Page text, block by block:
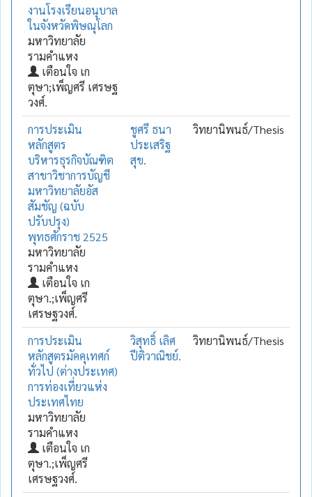
งานโรงเรียนอนุบาล
ในจังหวัดพิษณุโลก
มหาวิทยาลัย
รามคำแหง
เตือนใจ เก
ตุษา;เพ็ญศรี เศรษฐ
วงศ์.
การประเมิน
หลักสูตร
บริหารธุรกิจบัณฑิต
สาขาวิชาการบัญชี
มหาวิทยาลัยอัส
สัมชัญ (ฉบับ
ปรับปรุง)
พุทธศักราช 2525
มหาวิทยาลัย
รามคำแหง
เตือนใจ เก
ตุษา.;เพ็ญศรี
เศรษฐวงศ์.
ชูศรี ธนา
ประเสริฐ
สุข.
วิทยานิพนธ์/Thesis
การประเมิน
หลักสูตรมัคคุเทศก์
ทั่วไป (ต่างประเทศ)
การท่องเที่ยวแห่ง
ประเทศไทย
มหาวิทยาลัย
รามคำแหง
เตือนใจ เก
ตุษา.;เพ็ญศรี
เศรษฐวงศ์.
วิสุทธิ์ เลิศ
ปีติวาณิชย์.
วิทยานิพนธ์/Thesis